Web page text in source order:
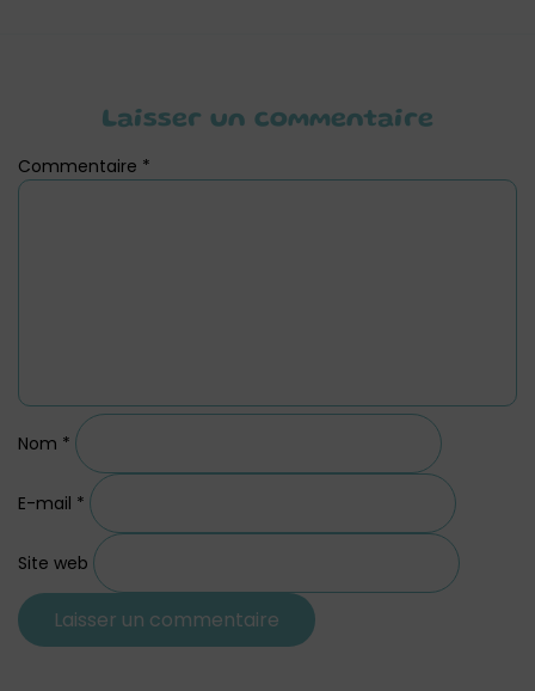
Laisser un commentaire
Commentaire *
Nom *
E-mail *
Site web